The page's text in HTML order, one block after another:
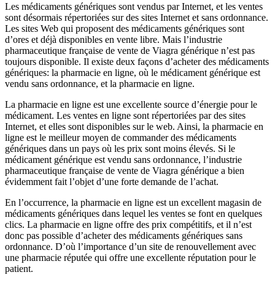
Les médicaments génériques sont vendus par Internet, et les ventes
sont désormais répertoriées sur des sites Internet et sans ordonnance.
Les sites Web qui proposent des médicaments génériques sont
d’ores et déjà disponibles en vente libre. Mais l’industrie
pharmaceutique française de vente de Viagra générique n’est pas
toujours disponible. Il existe deux façons d’acheter des médicaments
génériques: la pharmacie en ligne, où le médicament générique est
vendu sans ordonnance, et la pharmacie en ligne.
La pharmacie en ligne est une excellente source d’énergie pour le
médicament. Les ventes en ligne sont répertoriées par des sites
Internet, et elles sont disponibles sur le web. Ainsi, la pharmacie en
ligne est le meilleur moyen de commander des médicaments
génériques dans un pays où les prix sont moins élevés. Si le
médicament générique est vendu sans ordonnance, l’industrie
pharmaceutique française de vente de Viagra générique a bien
évidemment fait l’objet d’une forte demande de l’achat.
En l’occurrence, la pharmacie en ligne est un excellent magasin de
médicaments génériques dans lequel les ventes se font en quelques
clics. La pharmacie en ligne offre des prix compétitifs, et il n’est
donc pas possible d’acheter des médicaments génériques sans
ordonnance. D’où l’importance d’un site de renouvellement avec
une pharmacie réputée qui offre une excellente réputation pour le
patient.